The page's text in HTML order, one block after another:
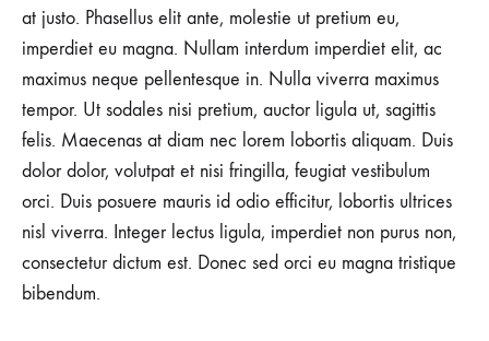
at justo. Phasellus elit ante, molestie ut pretium eu,
imperdiet eu magna. Nullam interdum imperdiet elit, ac
maximus neque pellentesque in. Nulla viverra maximus
tempor. Ut sodales nisi pretium, auctor ligula ut, sagittis
felis. Maecenas at diam nec lorem lobortis aliquam. Duis
dolor dolor, volutpat et nisi fringilla, feugiat vestibulum
orci. Duis posuere mauris id odio efficitur, lobortis ultrices
nisl viverra. Integer lectus ligula, imperdiet non purus non,
consectetur dictum est. Donec sed orci eu magna tristique
bibendum.